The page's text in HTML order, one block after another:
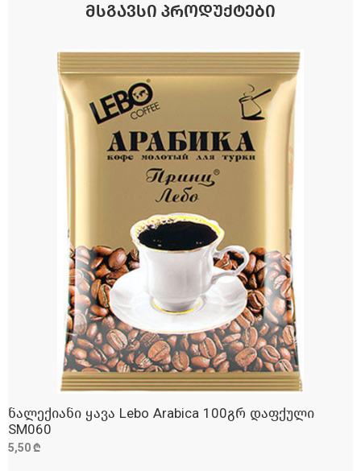
ᲛᲡᲒᲐᲕᲡᲘ ᲞᲠᲝᲓᲣᲥᲢᲔᲑᲘ
ᲓᲐᲛᲐᲢᲔᲑᲐ
ნალექიანი ყავა Lebo Arabica 100გრ დაფქული
SM060
5,50 ₾